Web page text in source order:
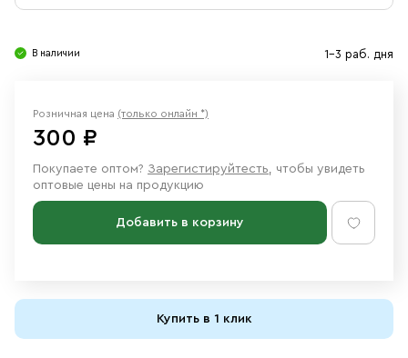
В наличии 1-3 раб. дня
Розничная цена (только онлайн *)
300 ₽
Покупаете оптом? Зарегистируйтесть, чтобы увидеть
оптовые цены на продукцию
Добавить в корзину
Купить в 1 клик